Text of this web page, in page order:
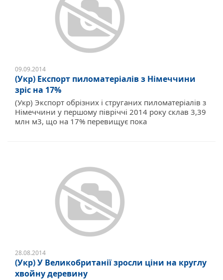
09.09.2014
(Укр) Експорт пиломатеріалів з Німеччини
зріс на 17%
(Укр) Экспорт обрізних і струганих пиломатеріалів з
Німеччини у першому півріччі 2014 року склав 3,39
млн м3, що на 17% перевищує пока
28.08.2014
(Укр) У Великобританії зросли ціни на круглу
хвойну деревину